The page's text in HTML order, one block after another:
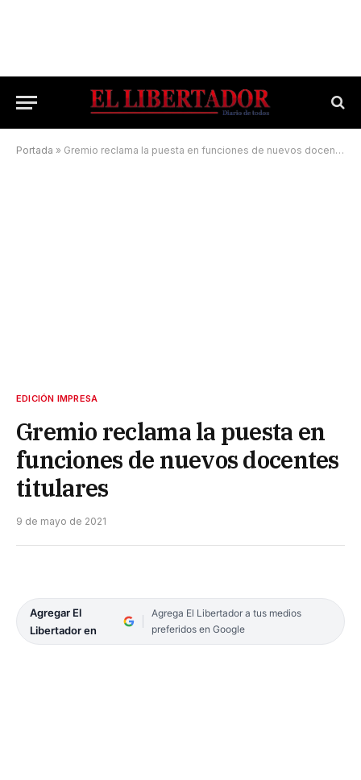
Portada » Gremio reclama la puesta en funciones de nuevos docentes titulares
EDICIÓN IMPRESA
Gremio reclama la puesta en
funciones de nuevos docentes
titulares
9 de mayo de 2021
Agregar El
Libertador en
Agrega El Libertador a tus medios
preferidos en Google